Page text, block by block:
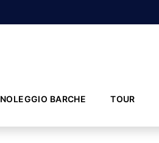
NOLEGGIO BARCHE TOUR